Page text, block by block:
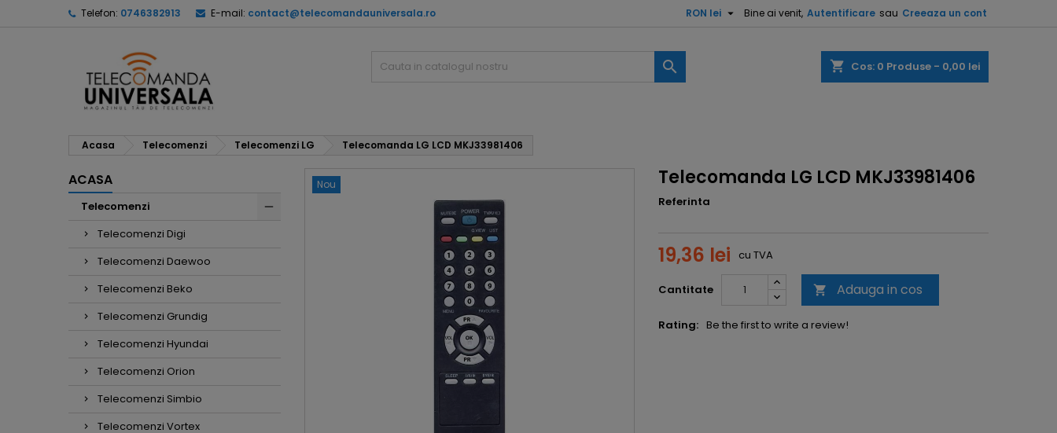
Telefon: 0746382913 E-mail: contact@telecomandauniversala.ro Bine ai venit, Autentificare sau Creeaza un cont
RON lei 
shopping_cart Cos: 0 Produse - 0,00 lei

Acasa Telecomenzi Telecomenzi LG Telecomanda LG LCD MKJ33981406
ACASA
Telecomenzi
Telecomenzi Digi
Telecomenzi Daewoo
Telecomenzi Beko
Telecomenzi Grundig
Telecomenzi Hyundai
Telecomenzi Orion
Telecomenzi Simbio
Telecomenzi Vortex
Nou Telecomanda LG LCD MKJ33981406
Referinta
19,36 lei cu TVA
Cantitate  Adauga in cos
Rating: Be the first to write a review!